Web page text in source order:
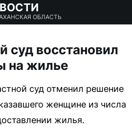
ОБЛАСТЬ
суд восстановил
на жилье
суд отменил решение
женщине из числа
жилья.